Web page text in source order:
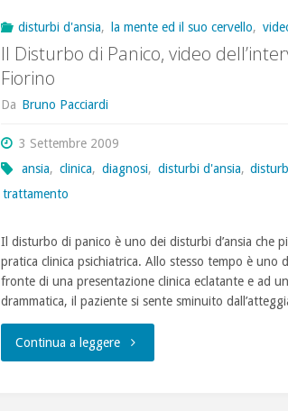
nei
la
clinica
in
Italia"
disturbi d'ansia, la mente ed il suo cervello,
Il Disturbo di Panico, video
Fiorino
Da Bruno Pacciardi
3 Settembre 2009
ansia, clinica, diagnosi, disturbi d'ansia,
trattamento
Il disturbo di panico è uno dei disturbi d’ansia che
pratica clinica psichiatrica. Allo stesso tempo è
fronte di una presentazione clinica eclatante e ad
drammatica, il paziente si sente sminuito
Continua a leggere"Il